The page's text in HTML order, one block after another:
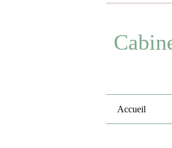
Accueil